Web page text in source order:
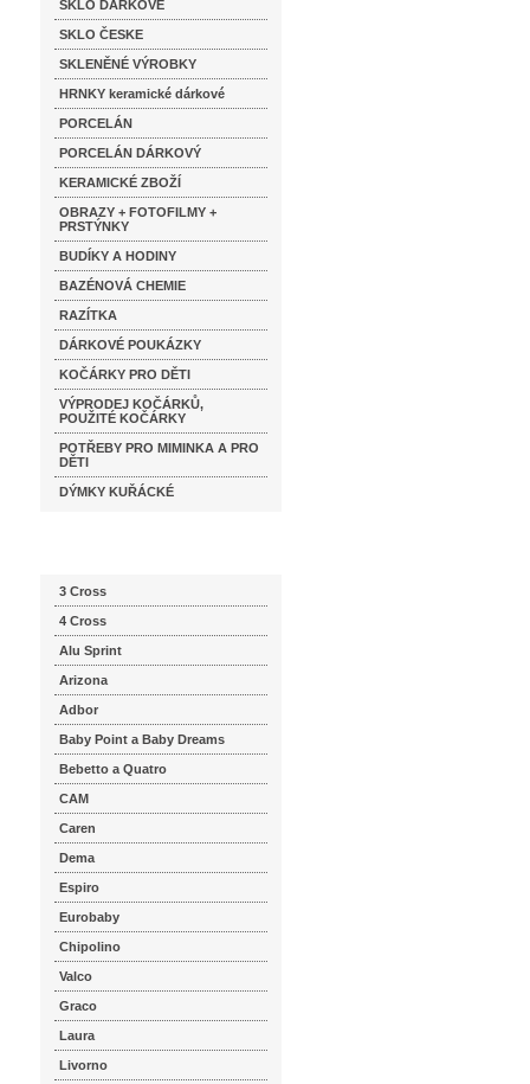
SKLO DÁRKOVÉ
SKLO ČESKE
SKLENĚNÉ VÝROBKY
HRNKY keramické dárkové
PORCELÁN
PORCELÁN DÁRKOVÝ
KERAMICKÉ ZBOŽÍ
OBRAZY + FOTOFILMY +
PRSTÝNKY
BUDÍKY A HODINY
BAZÉNOVÁ CHEMIE
RAZÍTKA
DÁRKOVÉ POUKÁZKY
KOČÁRKY PRO DĚTI
VÝPRODEJ KOČÁRKŮ,
POUŽITÉ KOČÁRKY
POTŘEBY PRO MIMINKA A PRO
DĚTI
DÝMKY KUŘÁCKÉ
3 Cross
4 Cross
Alu Sprint
Arizona
Adbor
Baby Point a Baby Dreams
Bebetto a Quatro
CAM
Caren
Dema
Espiro
Eurobaby
Chipolino
Valco
Graco
Laura
Livorno